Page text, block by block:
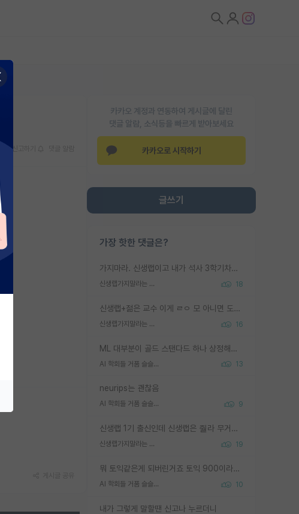
카카오 계정과 연동하여 게시글에 달린
댓글 알람, 소식등을 빠르게 받아보세요
카카오로 시작하기
글쓰기
가장 핫한 댓글은?
가지마라. 신생랩이고 내가 석사 3학기차인데 최고참인데 나도 아무것도 모르는데 교수가 후배들 왜 논문 교육 안시키냐. 논문 왜 안 써오냐 닦달한다
신생랩가지말라는 이유가 있었구나 18
신생랩+젊은 교수 이게 ㄹㅇ 모 아니면 도인듯.
신생랩가지말라는 이유가 있었구나 16
ML 대부분이 골드 스탠다드 하나 상정해놓고 (벤치마크 데이터셋이 여러 개면 여러 개 상정) 그거 얼마나 잘 맞추나 싸움임 가끔 번뜩이는 설계 철학을 보여주는 논문들도 있지만 대부분 그거 성적 얼마나 더 올리느라에 혈안이 되어 있는 측면이 잇음
AI 학회들 거품 슬슬 지적이 나오네요 13
neurips는 괜찮음
AI 학회들 거품 슬슬 지적이 나오네요 9
신생랩 1기 출신인데 신생랩은 줠라 무거운 바벨 같은거임. 들면 대박인데 못들면 깔려 죽음. 아무도 알려주지 않는 환경에서 자생해야하지만, 일단 살아남았다면 그 어떤 사람보다 악착같고 생존력 높은 사람으로 거듭날 수 있음
신생랩가지말라는 이유가 있었구나 19
뭐 토익같은게 되버린거죠 토익 900이라고 영어잘하는건 아닙니다만 잘하는사람은 다 900을 넘는 그런
AI 학회들 거품 슬슬 지적이 나오네요 10
내가 그렇게 말할땐 신고나 누르더니
신고하기